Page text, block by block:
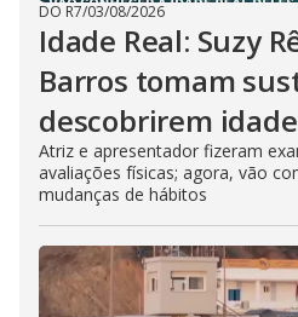
DO R7/03/08/2026
Idade Real: Suzy
Barros tomam
descobrirem
Atriz e apresentador fizeram
avaliações físicas; agora, vão
mudanças de hábitos